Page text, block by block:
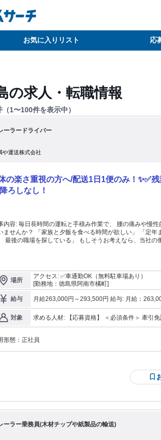
お気に入りリスト 応
の求人・転職情報
（1〜100件を表示中）
ーラードライバー
や運送株式会社
の楽さ重視の方へ/配送1日1便のみ！✨✅
ろしなし！
積み作業で、 腰の痛みや慢性的な疲労に 悩まされ
族と夕飯を食べる時間が欲しい」 「定年まで無理なく働け
最後の職場を探している」 もしそうお考えなら、当社の
60年・大手直取引の安定基盤 ✅️地元・徳島でずっと働け
安心！免許取得支援ああり ✅️財形貯蓄や企業年金、退職
で生活をバックアップ ⋆˖✧⋆˖✧⋆˖✧⋆˖✧⋆˖✧
✨求人概要✨ 【雇用形態】正社
26.3万円〜29.35万円 【勤務時間】9:00〜17:00 【 休日
107日） 【勤務地】阿南市（近距離輸送メイン） ⭐️まずはお気軽にお問い合わ
ください⭐️ 採用担当：0884-34-2211
ロとして安全運転に集
メインでお任せするのは、大型トレーラーによる 製紙原
を伴うような長距離はありませんのでご安心ください！ 〈具体的には…
場所
アクセス: ✅車通勤OK（無料駐車場あり）
[勤務地：徳島県阿南市橘町]
給与 月給263,000円～293,500
対象
求める人材: 【応募資格】 ＜必須条件＞ 牽引免許 及び 大型運転免許 ※所持していない場合：社内免許取得制度あ
歴不問/年齢不問 ・ブランクのある方も歓迎
形態： 正社員
ーラー乗務員(木材チップや紙製品の輸送)